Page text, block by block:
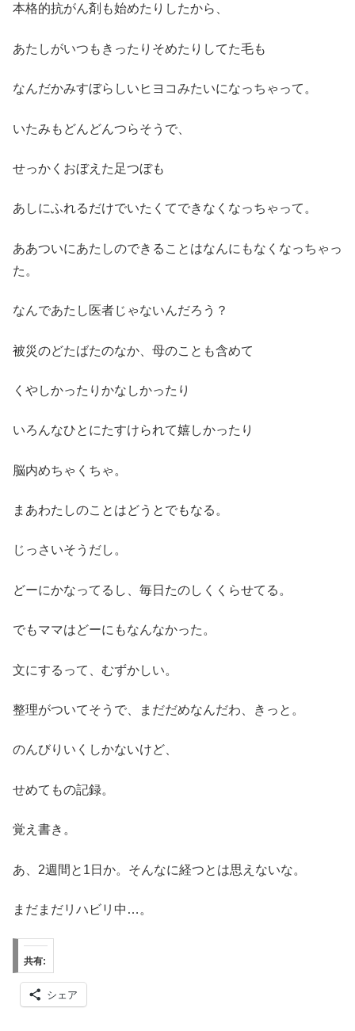
本格的抗がん剤も始めたりしたから、
あたしがいつもきったりそめたりしてた毛も
なんだかみすぼらしいヒヨコみたいになっちゃって。
いたみもどんどんつらそうで、
せっかくおぼえた足つぼも
あしにふれるだけでいたくてできなくなっちゃって。
ああついにあたしのできることはなんにもなくなっちゃっ
た。
なんであたし医者じゃないんだろう？
被災のどたばたのなか、母のことも含めて
くやしかったりかなしかったり
いろんなひとにたすけられて嬉しかったり
脳内めちゃくちゃ。
まあわたしのことはどうとでもなる。
じっさいそうだし。
どーにかなってるし、毎日たのしくくらせてる。
でもママはどーにもなんなかった。
文にするって、むずかしい。
整理がついてそうで、まだだめなんだわ、きっと。
のんびりいくしかないけど、
せめてもの記録。
覚え書き。
あ、2週間と1日か。そんなに経つとは思えないな。
まだまだリハビリ中…。
共有:
シェア